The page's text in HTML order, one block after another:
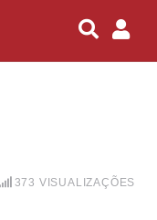
373 VISUALIZAÇÕES